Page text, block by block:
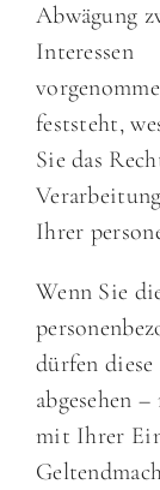
Abwägung
Interessen
feststeht,
Sie das
Verarbeitung
Ihrer
Wenn Sie
dürfen
abgesehen
mit Ihrer